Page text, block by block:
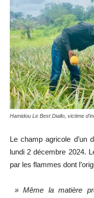
Hamidou Le Best Diallo, victime
Le champ agricole d’un
lundi 2 décembre 2024.
par les flammes dont
» Même la matière